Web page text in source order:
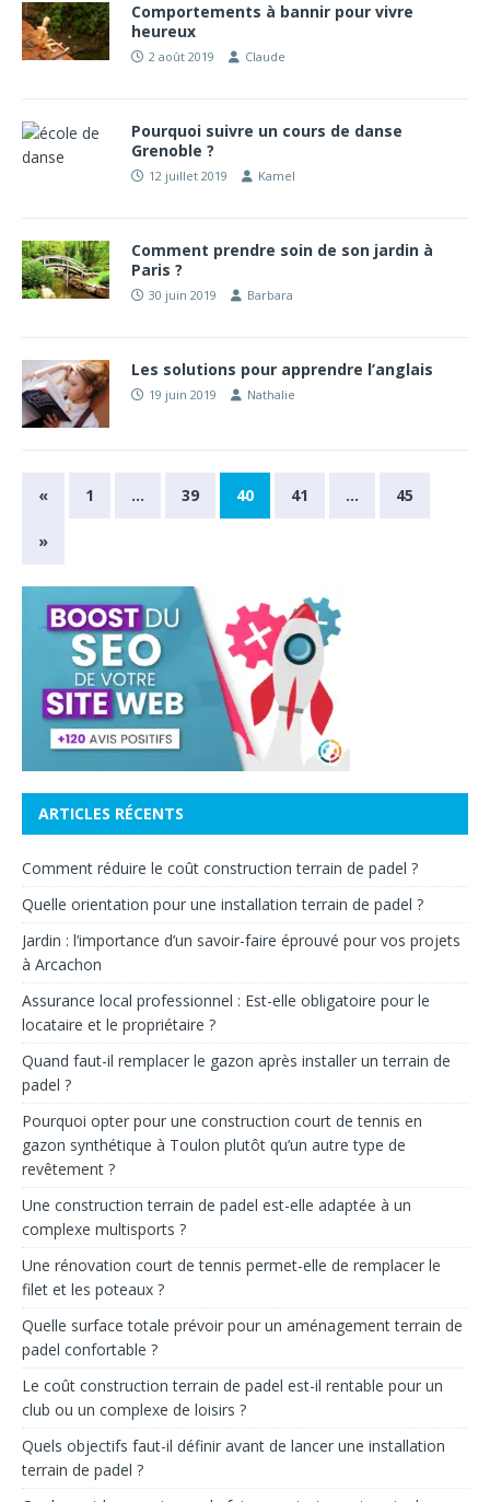
Comportements à bannir pour vivre
heureux
2 août 2019 Claude
Pourquoi suivre un cours de danse
Grenoble ?
12 juillet 2019 Kamel
Comment prendre soin de son jardin à
Paris ?
30 juin 2019 Barbara
Les solutions pour apprendre l’anglais
19 juin 2019 Nathalie
« 1 … 39 40 41 … 45
»
ARTICLES RÉCENTS
Comment réduire le coût construction terrain de padel ?
Quelle orientation pour une installation terrain de padel ?
Jardin : l’importance d’un savoir-faire éprouvé pour vos projets
à Arcachon
Assurance local professionnel : Est-elle obligatoire pour le
locataire et le propriétaire ?
Quand faut-il remplacer le gazon après installer un terrain de
padel ?
Pourquoi opter pour une construction court de tennis en
gazon synthétique à Toulon plutôt qu’un autre type de
revêtement ?
Une construction terrain de padel est-elle adaptée à un
complexe multisports ?
Une rénovation court de tennis permet-elle de remplacer le
filet et les poteaux ?
Quelle surface totale prévoir pour un aménagement terrain de
padel confortable ?
Le coût construction terrain de padel est-il rentable pour un
club ou un complexe de loisirs ?
Quels objectifs faut-il définir avant de lancer une installation
terrain de padel ?